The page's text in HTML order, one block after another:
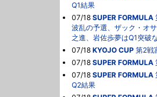
Q1結果
07/18 SUPER FORMULA
波乱の予選、ザック・オ
之進、岩佐歩夢はQ1突破
07/18 KYOJO CUP 第2戦
07/18 SUPER FORMULA
07/18 SUPER FORMULA
Q2結果